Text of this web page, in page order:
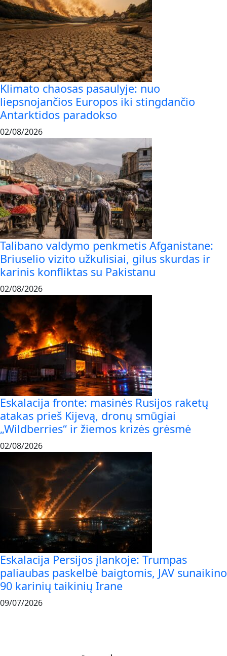
Klimato chaosas pasaulyje: nuo
liepsnojančios Europos iki stingdančio
Antarktidos paradokso
02/08/2026
Talibano valdymo penkmetis Afganistane:
Briuselio vizito užkulisiai, gilus skurdas ir
karinis konfliktas su Pakistanu
02/08/2026
Eskalacija fronte: masinės Rusijos raketų
atakas prieš Kijevą, dronų smūgiai
„Wildberries“ ir žiemos krizės grėsmė
02/08/2026
Eskalacija Persijos įlankoje: Trumpas
paliaubas paskelbė baigtomis, JAV sunaikino
90 karinių taikinių Irane
09/07/2026